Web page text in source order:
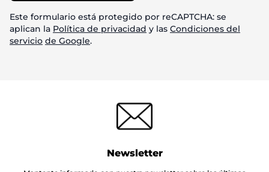
Este formulario está protegido por reCAPTCHA: se
aplican la Política de privacidad y las Condiciones del
servicio de Google.
Newsletter